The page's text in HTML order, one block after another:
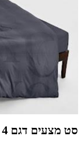
סט מצעים דגם DREAMS 4